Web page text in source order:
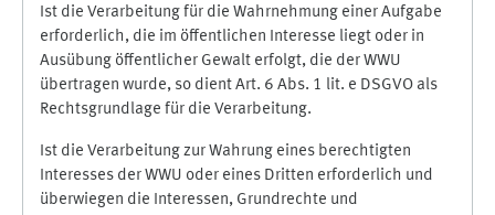
Ist die Verarbeitung für die Wahrnehmung einer Aufgabe
erforderlich, die im öffentlichen Interesse liegt oder in
Ausübung öffentlicher Gewalt erfolgt, die der WWU
übertragen wurde, so dient Art. 6 Abs. 1 lit. e DSGVO als
Rechtsgrundlage für die Verarbeitung.
Ist die Verarbeitung zur Wahrung eines berechtigten
Interesses der WWU oder eines Dritten erforderlich und
überwiegen die Interessen, Grundrechte und